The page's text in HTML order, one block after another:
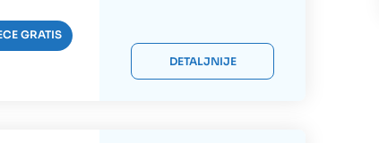
GRATIS
DETALJNIJE